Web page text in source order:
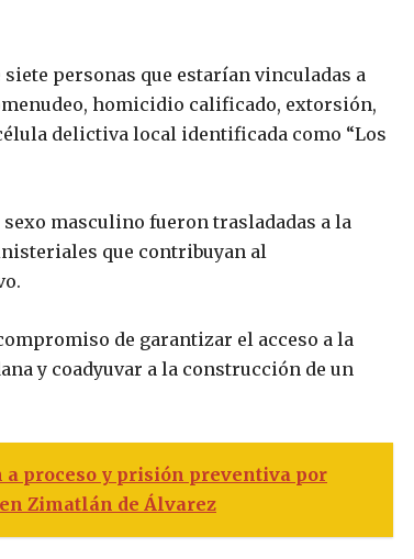
personas que estarían vinculadas a
homicidio calificado, extorsión,
delictiva local identificada como “Los
masculino fueron trasladadas a la
que contribuyan al
de garantizar el acceso a la
y coadyuvar a la construcción de un
a proceso y prisión preventiva por
Zimatlán de Álvarez